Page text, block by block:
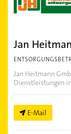
Jan
Jan Heitmann
Dienstleistungen
E-Mail